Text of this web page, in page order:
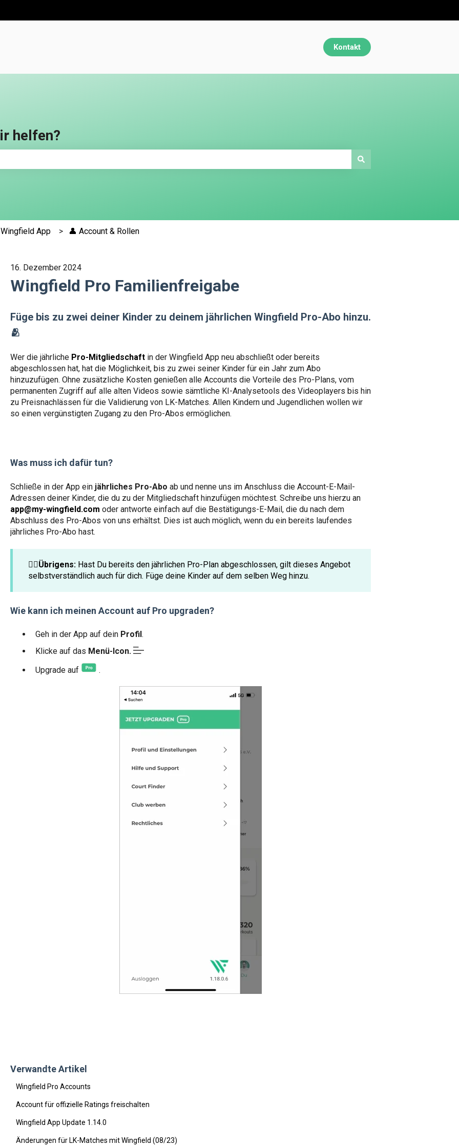
anzeigen
Kontakt
helfen?
App 👤 Account & Rollen
16. Dezember 2024
Wingfield Pro Familienfreigabe
Füge bis zu zwei deiner Kinder zu deinem jährlichen Wingfield Pro-Abo hinzu.
🫂
Wer die jährliche Pro-Mitgliedschaftin der Wingfield App neu abschließt oder bereits
abgeschlossen hat, hat die Möglichkeit, bis zu zwei seiner Kinder für ein Jahr zum Abo
hinzuzufügen. Ohne zusätzliche Kosten genießen alle Accounts die Vorteile des Pro-Plans, vom
permanenten Zugriff auf alle alten Videos sowie sämtliche KI-Analysetools des Videoplayers bis hin
zu Preisnachlässen für die Validierung von LK-Matches. Allen Kindern und Jugendlichen wollen wir
so einen vergünstigten Zugang zu den Pro-Abos ermöglichen.
Was muss ich dafür tun?
Schließe in der App ein jährliches Pro-Abo ab und nenne uns im Anschluss die Account-E-Mail-
Adressen deiner Kinder, die du zu der Mitgliedschaft hinzufügen möchtest. Schreibe uns hierzu an
app@my-wingfield.com oder antworte einfach auf die Bestätigungs-E-Mail, die du nach dem
Abschluss des Pro-Abos von uns erhältst. Dies ist auch möglich, wenn du ein bereits laufendes
jährliches Pro-Abo hast.
☝🏼Übrigens: Hast Du bereits den jährlichen Pro-Plan abgeschlossen, gilt dieses Angebot
selbstverständlich auch für dich. Füge deine Kinder auf dem selben Weg hinzu.
Wie kann ich meinen Account auf Pro upgraden?
Geh in der App auf dein Profil.
Klicke auf das Menü-Icon.
Upgrade auf
.
Verwandte Artikel
Wingfield Pro Accounts
Account für offizielle Ratings freischalten
Wingfield App Update 1.14.0
Änderungen für LK-Matches mit Wingfield (08/23)